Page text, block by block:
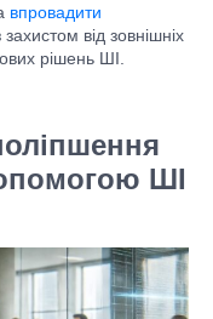
впровадити
від зовнішніх
рішень ШІ.
ШІ